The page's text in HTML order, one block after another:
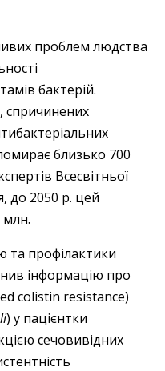
проблем людства
бактерій.
спричинених
близько 700
Всесвітньої
до 2050 р. цей
млн.
профілактики
інформацію про
colistin resistance)
) у пацієнтки
сечовивідних